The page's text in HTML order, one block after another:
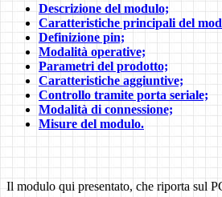
Descrizione del modulo;
Caratteristiche principali del
Definizione pin;
Modalità operative;
Parametri del prodotto;
Caratteristiche aggiuntive;
Controllo tramite porta seriale;
Modalità di connessione;
Misure del modulo.
Il modulo qui presentato, che riporta sul